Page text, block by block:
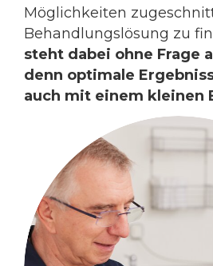
Möglichkeiten
Behandlungslösung zu
steht dabei ohne Frage
denn optimale
auch mit einem kleinen